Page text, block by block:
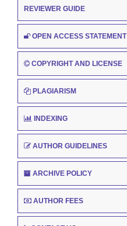
REVIEWER GUIDE
OPEN ACCESS STATEMENT
COPYRIGHT AND LICENSE
PLAGIARISM
INDEXING
AUTHOR GUIDELINES
ARCHIVE POLICY
AUTHOR FEES